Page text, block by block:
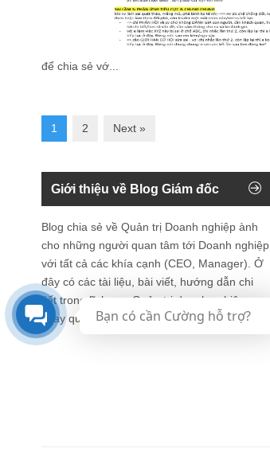
để chia sẻ vớ...
1 2 Next »
Giới thiệu về Blog Giám đốc
Blog chia sẻ về Quản trị Doanh nghiệp ành
cho những người quan tâm tới Doanh nghiệp
với tất cả các khía cạnh (CEO, Manager). Ở
đây có các tài liệu, bài viết, hướng dẫn chi
tiết trong lĩnh vực Quản trị doanh nghiệp
xoay quay vòng đời tổ chức.
Bạn có cần Cường hỗ trợ?